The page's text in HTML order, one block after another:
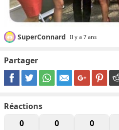
SuperConnard Il y a 7 ans
Partager
Réactions
0
0 0